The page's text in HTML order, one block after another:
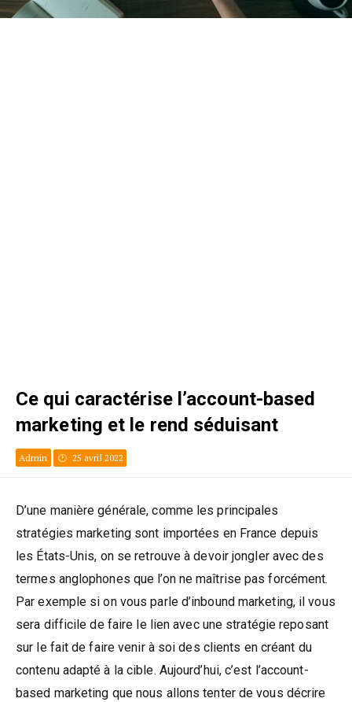
Ce qui caractérise l’account-based
marketing et le rend séduisant
Admin 25 avril 2022
D’une manière générale, comme les principales
stratégies marketing sont importées en France depuis
les États-Unis, on se retrouve à devoir jongler avec des
termes anglophones que l’on ne maîtrise pas forcément.
Par exemple si on vous parle d’inbound marketing, il vous
sera difficile de faire le lien avec une stratégie reposant
sur le fait de faire venir à soi des clients en créant du
contenu adapté à la cible. Aujourd’hui, c’est l’account-
based marketing que nous allons tenter de vous décrire